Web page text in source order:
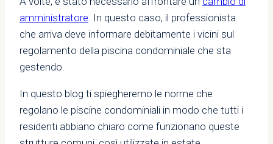
amministratore. In questo caso, il professionista
che arriva deve informare debitamente i vicini sul
regolamento della piscina condominiale che sta
gestendo.
In questo blog ti spiegheremo le norme che
regolano le piscine condominiali in modo che tutti i
residenti abbiano chiaro come funzionano queste